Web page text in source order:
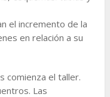
el incremento de la
en relación a su
comienza el taller.
Las